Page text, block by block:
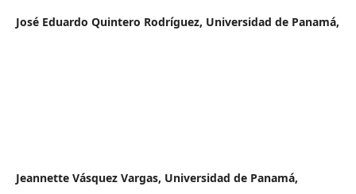
José Eduardo Quintero Rodríguez, Universidad de Panamá,
Jeannette Vásquez Vargas, Universidad de Panamá,